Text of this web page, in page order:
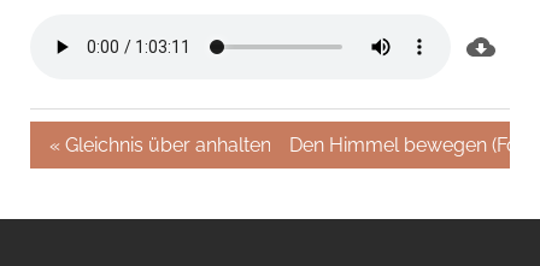
« Gleichnis über anhaltendes GebetDen Himmel bewegen